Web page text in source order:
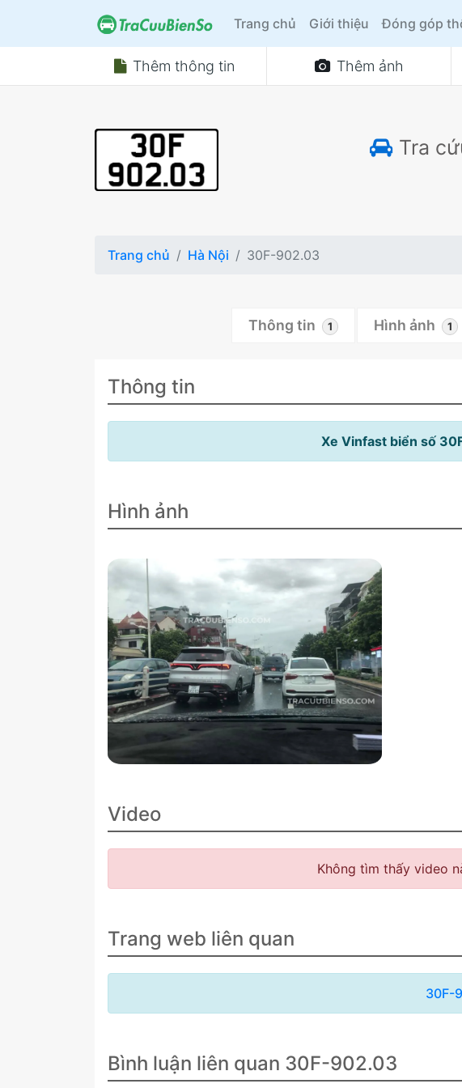
Trang chủ Giới thiệu Đóng góp
Thêm thông tin Thêm ảnh
Tra
Trang chủ Hà Nội 30F-902.03
Thông tin 1 Hình ảnh 1
Thông tin
Xe Vinfast biển số
Hình ảnh
Video
Không tìm thấy video
Trang web liên quan
30F-
Bình luận liên quan 30F-902.03